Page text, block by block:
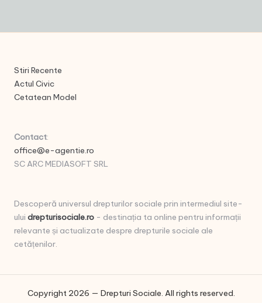
Stiri Recente
Actul Civic
Cetatean Model
Contact:
office@e-agentie.ro
SC ARC MEDIASOFT SRL
Descoperă universul drepturilor sociale prin intermediul site-
ului drepturisociale.ro - destinația ta online pentru informații
relevante și actualizate despre drepturile sociale ale
cetățenilor.
Copyright 2026 — Drepturi Sociale. All rights reserved.